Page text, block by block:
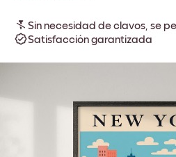
Sin necesidad de clavos, se
Satisfacción garantizada